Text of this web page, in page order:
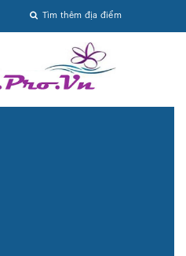
Tìm thêm địa điểm